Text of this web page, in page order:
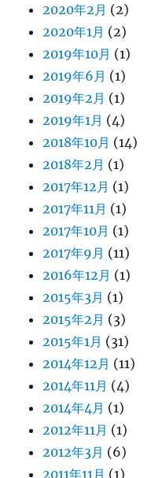
2020年2月 (2)
2020年1月 (2)
2019年10月 (1)
2019年6月 (1)
2019年2月 (1)
2019年1月 (4)
2018年10月 (14)
2018年2月 (1)
2017年12月 (1)
2017年11月 (1)
2017年10月 (1)
2017年9月 (11)
2016年12月 (1)
2015年3月 (1)
2015年2月 (3)
2015年1月 (31)
2014年12月 (11)
2014年11月 (4)
2014年4月 (1)
2012年11月 (1)
2012年3月 (6)
2011年11月 (1)